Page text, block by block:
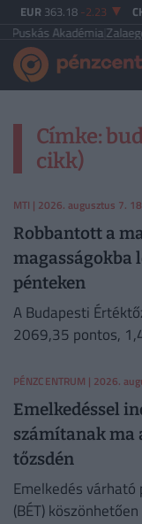
EUR 363.18 -2.23
Akadémia|
Címke:
cikk)
MTI | 2026. augusztus 7.
Robbantott a
magasságokba
pénteken
A Budapesti
2069,35 pontos,
PÉNZCENTRUM | 2026.
Emelkedéssel
számítanak ma
tőzsdén
Emelkedés
(BÉT)